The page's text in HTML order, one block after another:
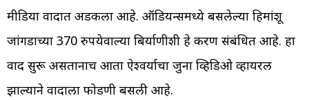
मीडिया वादात अडकला आहे. ऑडियन्समध्ये बसलेल्या हिमांशू
जांगडाच्या 370 रुपयेवाल्या बिर्याणीशी हे प्रकरण संबंधित आहे. हा
वाद सुरू असतानाच आता ऐश्वर्याचा जुना व्हिडिओ व्हायरल
झाल्याने वादाला फोडणी बसली आहे.